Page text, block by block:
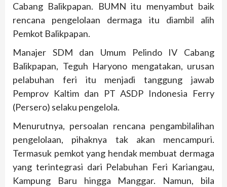
Cabang Balikpapan. BUMN itu menyambut baik
rencana pengelolaan dermaga itu diambil alih
Pemkot Balikpapan.
Manajer SDM dan Umum Pelindo IV Cabang
Balikpapan, Teguh Haryono mengatakan, urusan
pelabuhan feri itu menjadi tanggung jawab
Pemprov Kaltim dan PT ASDP Indonesia Ferry
(Persero) selaku pengelola.
Menurutnya, persoalan rencana pengambilalihan
pengelolaan, pihaknya tak akan mencampuri.
Termasuk pemkot yang hendak membuat dermaga
yang terintegrasi dari Pelabuhan Feri Kariangau,
Kampung Baru hingga Manggar. Namun, bila